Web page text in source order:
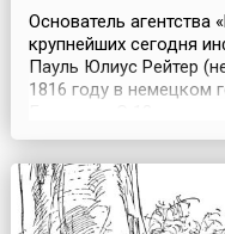
Основатель агентства
крупнейших сегодня
Пауль Юлиус Рейтер
1816 году в немецком
Геттингене. По
завершившего в этот